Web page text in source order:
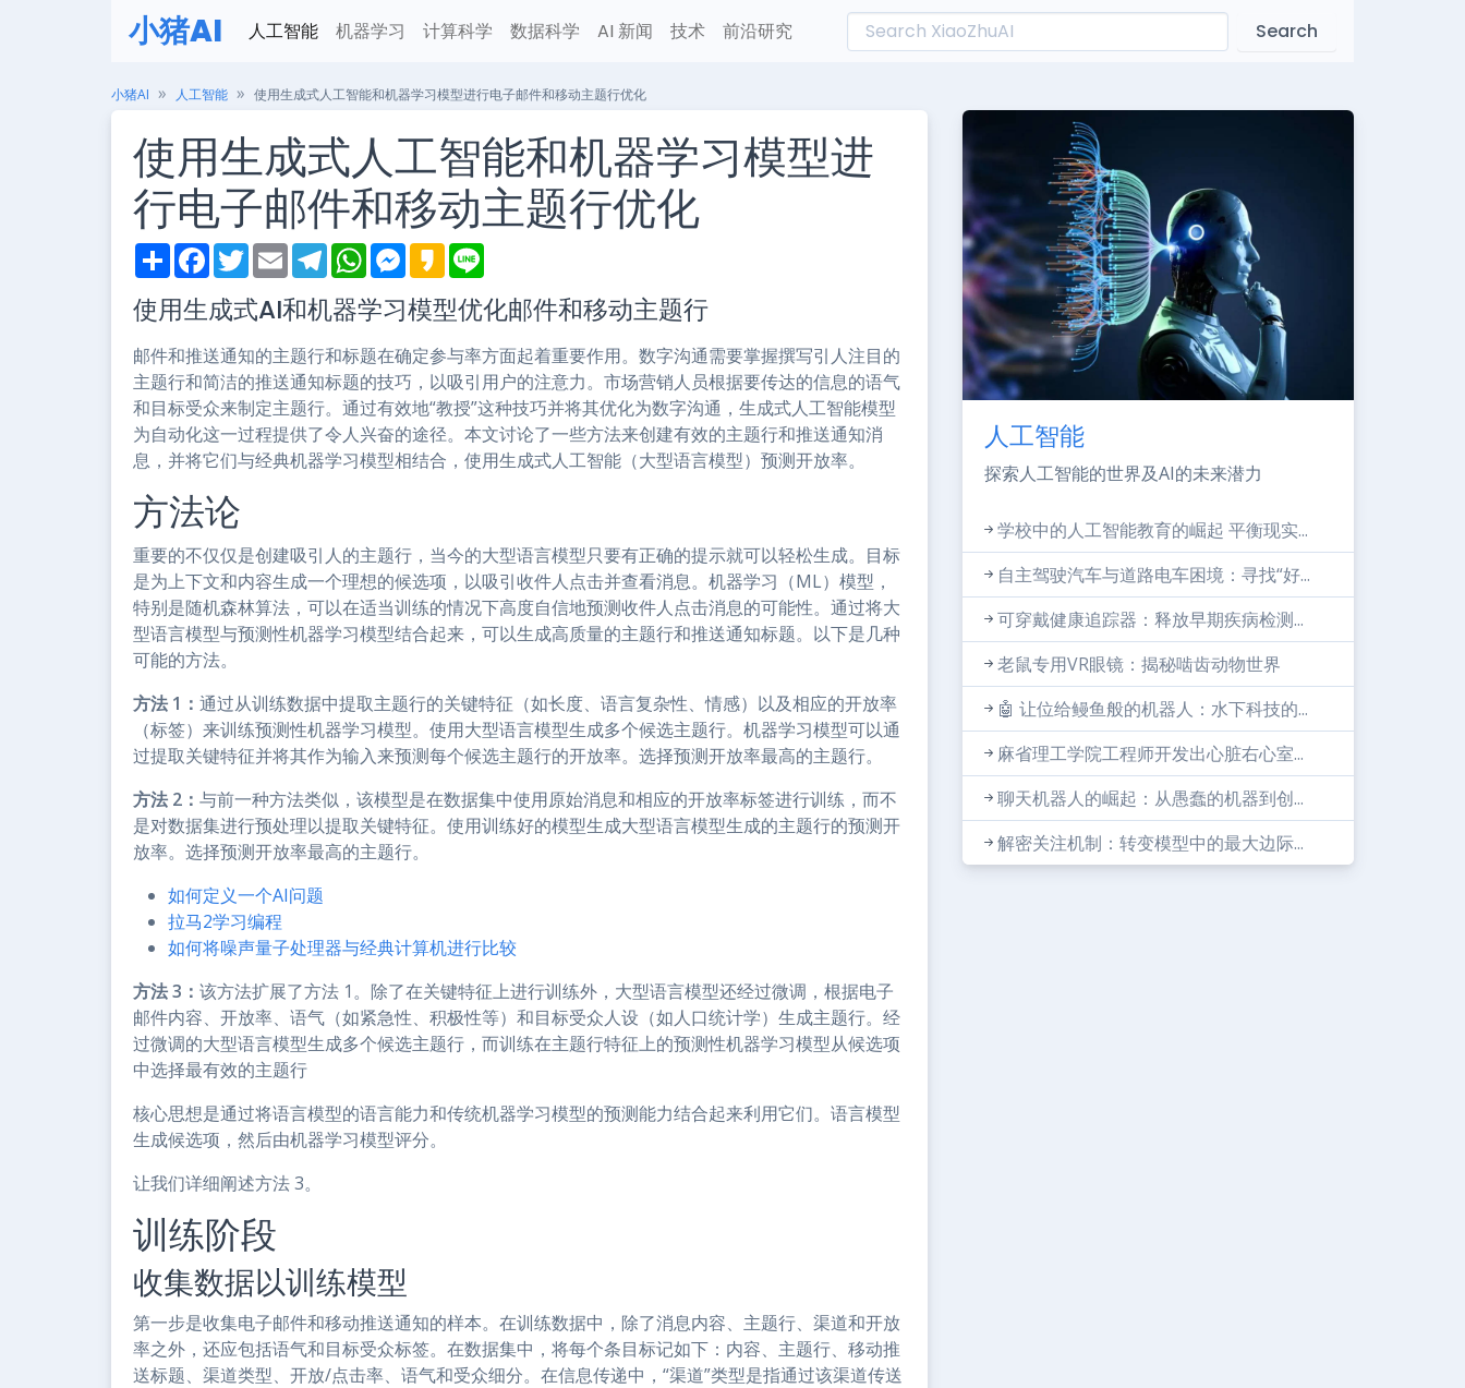
小猪AI 人工智能 机器学习 计算科学 数据科学 AI 新闻 技术 前沿研究 Search
小猪AI 人工智能 使用生成式人工智能和机器学习模型进行电子邮件和移动主题行优化
使用生成式人工智能和机器学习模型进
行电子邮件和移动主题行优化
S
h
r
e
F
a
e
b
o
k
T
w
t
t
r
E
m
i
l
T
e
e
g
a
m
W
h
t
s
p
p
M
e
s
e
g
e
r
K
a
a
o
e
使用生成式AI和机器学习模型优化邮件和移动主题行
邮件和推送通知的主题行和标题在确定参与率方面起着重要作用。数字沟通需要掌握撰写引人注目的
主题行和简洁的推送通知标题的技巧，以吸引用户的注意力。市场营销人员根据要传达的信息的语气
和目标受众来制定主题行。通过有效地“教授”这种技巧并将其优化为数字沟通，生成式人工智能模型
为自动化这一过程提供了令人兴奋的途径。本文讨论了一些方法来创建有效的主题行和推送通知消
息，并将它们与经典机器学习模型相结合，使用生成式人工智能（大型语言模型）预测开放率。
方法论
重要的不仅仅是创建吸引人的主题行，当今的大型语言模型只要有正确的提示就可以轻松生成。目标
是为上下文和内容生成一个理想的候选项，以吸引收件人点击并查看消息。机器学习（ML）模型，
特别是随机森林算法，可以在适当训练的情况下高度自信地预测收件人点击消息的可能性。通过将大
型语言模型与预测性机器学习模型结合起来，可以生成高质量的主题行和推送通知标题。以下是几种
可能的方法。
方法 1： 通过从训练数据中提取主题行的关键特征（如长度、语言复杂性、情感）以及相应的开放率
（标签）来训练预测性机器学习模型。使用大型语言模型生成多个候选主题行。机器学习模型可以通
过提取关键特征并将其作为输入来预测每个候选主题行的开放率。选择预测开放率最高的主题行。
方法 2： 与前一种方法类似，该模型是在数据集中使用原始消息和相应的开放率标签进行训练，而不
是对数据集进行预处理以提取关键特征。使用训练好的模型生成大型语言模型生成的主题行的预测开
放率。选择预测开放率最高的主题行。
如何定义一个AI问题
拉马2学习编程
如何将噪声量子处理器与经典计算机进行比较
方法 3： 该方法扩展了方法 1。除了在关键特征上进行训练外，大型语言模型还经过微调，根据电子
邮件内容、开放率、语气（如紧急性、积极性等）和目标受众人设（如人口统计学）生成主题行。经
过微调的大型语言模型生成多个候选主题行，而训练在主题行特征上的预测性机器学习模型从候选项
中选择最有效的主题行
核心思想是通过将语言模型的语言能力和传统机器学习模型的预测能力结合起来利用它们。语言模型
生成候选项，然后由机器学习模型评分。
让我们详细阐述方法 3。
训练阶段
收集数据以训练模型
第一步是收集电子邮件和移动推送通知的样本。在训练数据中，除了消息内容、主题行、渠道和开放
率之外，还应包括语气和目标受众标签。在数据集中，将每个条目标记如下：内容、主题行、移动推
送标题、渠道类型、开放/点击率、语气和受众细分。在信息传递中，“渠道”类型是指通过该渠道传送
人工智能
探索人工智能的世界及AI的未来潜力
学校中的人工智能教育的崛起 平衡现实...
自主驾驶汽车与道路电车困境：寻找“好...
可穿戴健康追踪器：释放早期疾病检测...
老鼠专用VR眼镜：揭秘啮齿动物世界
🤖 让位给鳗鱼般的机器人：水下科技的...
麻省理工学院工程师开发出心脏右心室...
聊天机器人的崛起：从愚蠢的机器到创...
解密关注机制：转变模型中的最大边际...